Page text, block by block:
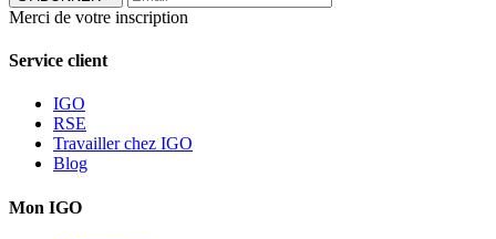
Merci de votre inscription
Service client
IGO
RSE
Travailler chez IGO
Blog
Mon IGO